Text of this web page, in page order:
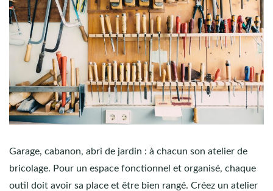
Garage, cabanon, abri de jardin : à chacun son atelier de
bricolage. Pour un espace fonctionnel et organisé, chaque
outil doit avoir sa place et être bien rangé. Créez un atelier